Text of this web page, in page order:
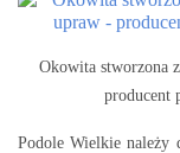
Okowita stworzona
producent
Podole Wielkie należy